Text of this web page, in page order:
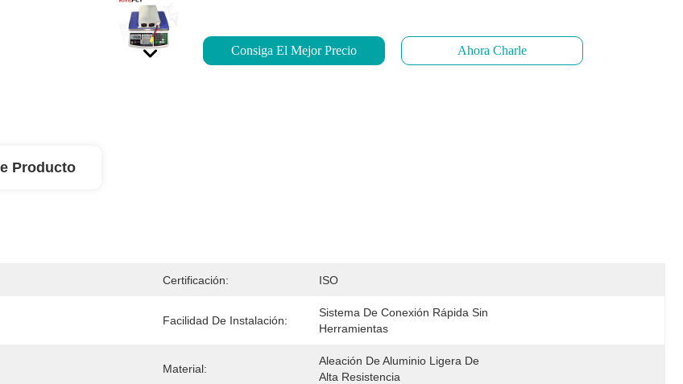
Consiga El Mejor Precio Ahora Charle
Producto
Certificación: ISO
Facilidad De Instalación:
Sistema De Conexión Rápida Sin
Herramientas
Material:
Aleación De Aluminio Ligera De
Alta Resistencia